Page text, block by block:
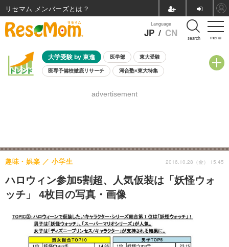
menu
Language
JP / CN search
大学受験 by 東進 医学部 東大受験
医専予備校徹底リサーチ 河合塾×東大特集
8月開催学校説明会・相談会
advertisement
ハロウィン参加5割超、人気仮装は「妖怪ウォ
ッチ」 4枚目の写真・画像
趣味・娯楽 小学生 2016.10.28（金） 15:45
リセマム メンバーズ